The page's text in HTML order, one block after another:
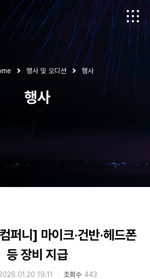
행사 및 오디션 행사
행사
퍼니] 마이크·건반·헤드폰
등 장비 지급
19:11 조회수 443